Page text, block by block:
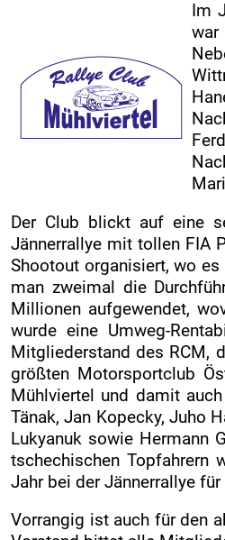
ZUSEHER
Zuseherinformationen
Live-Resultate
Nennliste
Streckenplan
SP Onboard Videos
Tickets / Verkaufstellen
Ticket AGB
Rallye-Journal
Zimmernachweis
PRESSE
Pressemeldungen
Im
war
Der Club blickt auf eine
Jännerrallye mit tollen FIA
Shootout organisiert, wo
man zweimal die
Millionen aufgewendet,
wurde eine Umweg-
Mitgliederstand des RCM,
größten Motorsportclub
Mühlviertel und damit
Tänak, Jan Kopecky, Juho
Lukyanuk sowie Hermann
tschechischen Topfahrern
Jahr bei der Jännerrallye
Vorrangig ist auch für den